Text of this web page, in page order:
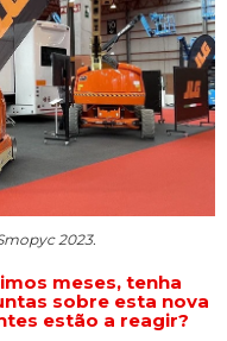
2023.
meses, tenha
sobre esta nova
estão a reagir?